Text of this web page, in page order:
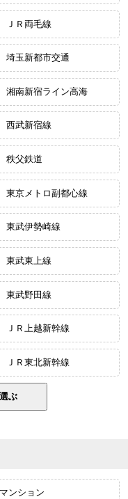
ＪＲ両毛線
埼玉新都市交通
湘南新宿ライン高海
西武新宿線
秩父鉄道
東京メトロ副都心線
東武伊勢崎線
東武東上線
東武野田線
ＪＲ上越新幹線
ＪＲ東北新幹線
マンション